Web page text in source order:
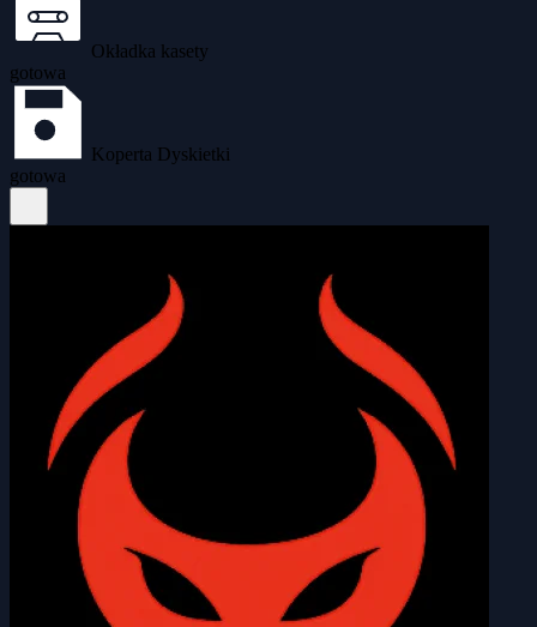
Okładka kasety
gotowa
Koperta Dyskietki
gotowa